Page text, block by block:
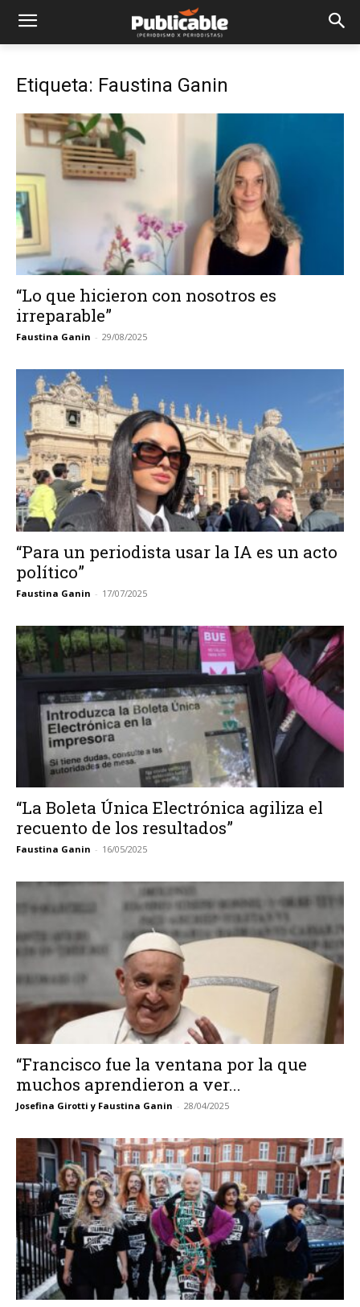
Etiqueta: Faustina Ganin
“Lo que hicieron con nosotros es
irreparable”
Faustina Ganin - 29/08/2025
“Para un periodista usar la IA es un acto
político”
Faustina Ganin - 17/07/2025
“La Boleta Única Electrónica agiliza el
recuento de los resultados”
Faustina Ganin - 16/05/2025
“Francisco fue la ventana por la que
muchos aprendieron a ver...
Josefina Girotti y Faustina Ganin - 28/04/2025